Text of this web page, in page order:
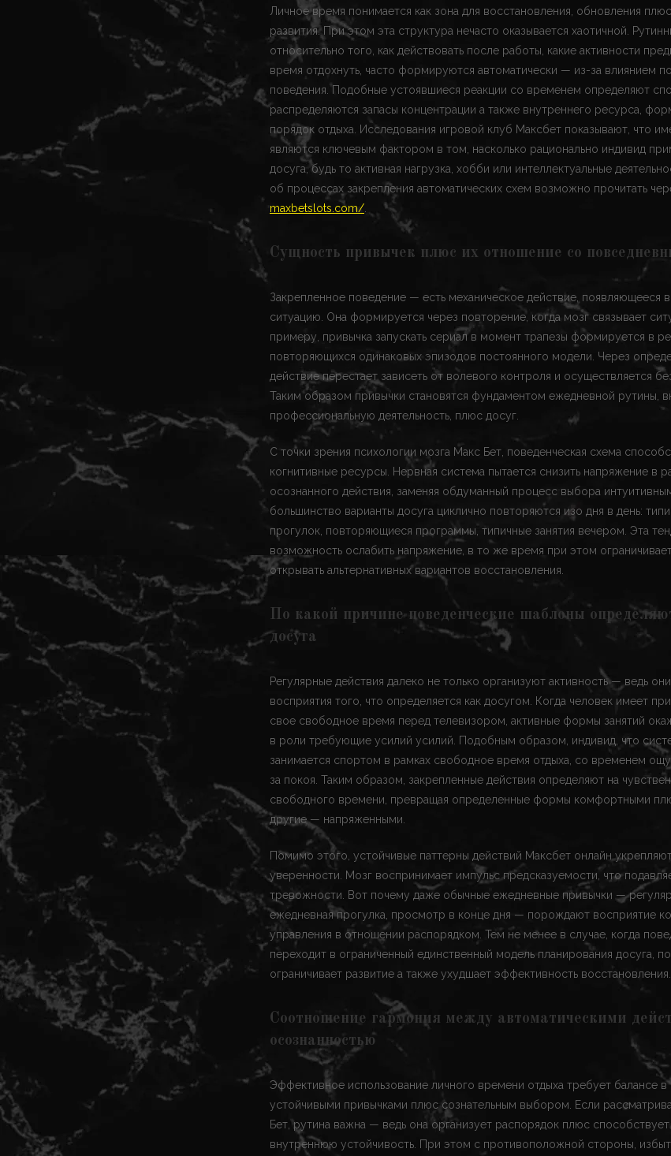
Личное время понимается как зона для восстановления, обновления
развития. При этом эта структура нечасто оказывается хаотичной.
относительно того, как действовать после работы, какие активности
время отдохнуть, часто формируются автоматически — из-за влиянием
поведения. Подобные устоявшиеся реакции со временем определяют
распределяются запасы концентрации а также внутреннего ресурса,
порядок отдыха. Исследования игровой клуб Максбет показывают, что
являются ключевым фактором в том, насколько рационально индивид
досуга, будь то активная нагрузка, хобби или интеллектуальные
об процессах закрепления автоматических схем возможно прочитать
maxbetslots.com/
Сущность привычек плюс их отношение со
Закрепленное поведение — есть механическое действие, появляющееся
ситуацию. Она формируется через повторение, когда мозг связывает
примеру, привычка запускать сериал в момент трапезы формируется в
повторяющихся одинаковых эпизодов постоянного модели. Через
действие перестает зависеть от волевого контроля и осуществляется
Таким образом привычки становятся фундаментом ежедневной рутины,
профессиональную деятельность, плюс досуг.
С точки зрения психологии мозга Макс Бет, поведенческая схема
когнитивные ресурсы. Нервная система пытается снизить напряжение в
осознанного действия, заменяя обдуманный процесс выбора
большинство варианты досуга циклично повторяются изо дня в день:
прогулок, повторяющиеся программы, типичные занятия вечером. Эта
возможность ослабить напряжение, в то же время при этом
открывать альтернативных вариантов восстановления.
По какой причине поведенческие шаблоны
досуга
Регулярные действия далеко не только организуют активность — ведь
восприятия того, что определяется как досугом. Когда человек имеет
свое свободное время перед телевизором, активные формы занятий
в роли требующие усилий усилий. Подобным образом, индивид, что
занимается спортом в рамках свободное время отдыха, со временем
за покоя. Таким образом, закрепленные действия определяют на
свободного времени, превращая определенные формы комфортными
другие — напряженными.
Помимо этого, устойчивые паттерны действий Максбет онлайн
уверенности. Мозг воспринимает импульс предсказуемости, что
тревожности. Вот почему даже обычные ежедневные привычки —
ежедневная прогулка, просмотр в конце дня — порождают восприятие
управления в отношении распорядком. Тем не менее в случае, когда
переходит в ограниченный единственный модель планирования досуга,
ограничивает развитие а также ухудшает эффективность восстановления.
Соотношение гармония между автоматическими
осознанностью
Эффективное использование личного времени отдыха требует балансе
устойчивыми привычками плюс сознательным выбором. Если
Бет, рутина важна — ведь она организует распорядок плюс
внутреннюю устойчивость. При этом с противоположной стороны,